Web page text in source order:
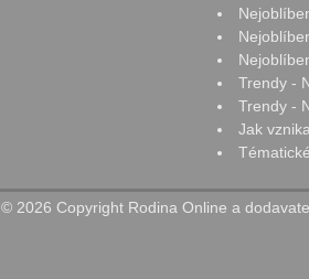
Trendy -
Trendy -
Jak
© 2026 Copyright Rodina Online a